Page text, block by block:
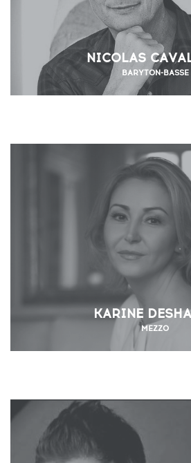
NICOLAS
BARYTON-BASSE
KARINE
MEZZO